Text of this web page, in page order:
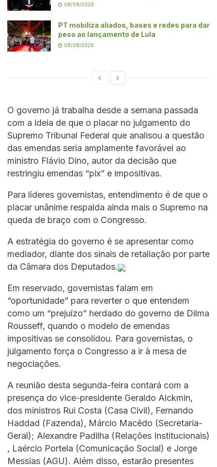
08/08/2026
PT mobiliza aliados, bases e redes para dar
peso ao lançamento de Lula
08/08/2026
O governo já trabalha desde a semana passada
com a ideia de que o placar no julgamento do
Supremo Tribunal Federal que analisou a questão
das emendas seria amplamente favorável ao
ministro Flávio Dino, autor da decisão que
restringiu emendas “pix” e impositivas.
Para líderes governistas, entendimento é de que o
placar unânime respalda ainda mais o Supremo na
queda de braço com o Congresso.
A estratégia do governo é se apresentar como
mediador, diante dos sinais de retaliação por parte
da Câmara dos Deputados.
Em reservado, governistas falam em
“oportunidade” para reverter o que entendem
como um “prejuízo” herdado do governo de Dilma
Rousseff, quando o modelo de emendas
impositivas se consolidou. Para governistas, o
julgamento força o Congresso a ir à mesa de
negociações.
A reunião desta segunda-feira contará com a
presença do vice-presidente Geraldo Alckmin,
dos ministros Rui Costa (Casa Civil), Fernando
Haddad (Fazenda), Márcio Macêdo (Secretaria-
Geral); Alexandre Padilha (Relações Institucionais)
, Laércio Portela (Comunicação Social) e Jorge
Messias (AGU). Além disso, estarão presentes